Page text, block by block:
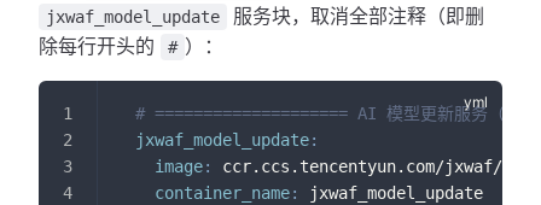
jxwaf_model_update
服务块，取消全部注释（即删
除每行开头的
# ）：
# ==================== AI 模型更新服务（可
jxwaf_model_update:
image:
ccr.ccs.tencentyun.com/jxwaf/
container_name:
jxwaf_model_update